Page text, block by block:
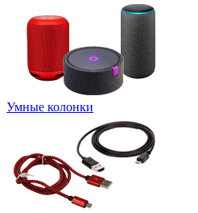
Умные колонки